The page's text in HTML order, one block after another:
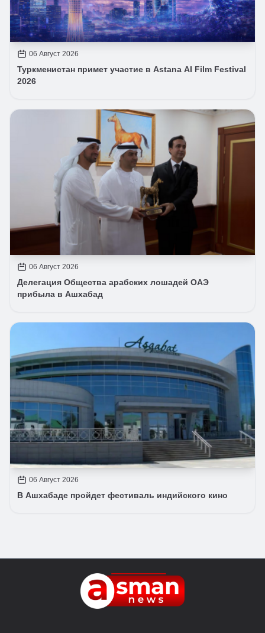
06 Август 2026
Туркменистан примет участие в Astana AI Film Festival
2026
06 Август 2026
Делегация Общества арабских лошадей ОАЭ
прибыла в Ашхабад
06 Август 2026
В Ашхабаде пройдет фестиваль индийского кино